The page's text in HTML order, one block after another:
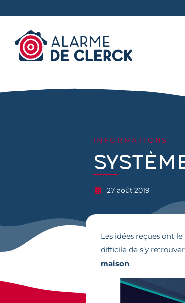
INFORMATIONS
27 août 2019
Les idées reçues ont
difficile de s’y
maison.